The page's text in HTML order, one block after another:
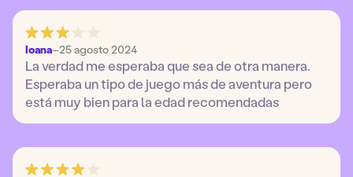
Ioana–25 agosto 2024
La verdad me esperaba que sea de otra manera.
Esperaba un tipo de juego más de aventura pero
está muy bien para la edad recomendadas